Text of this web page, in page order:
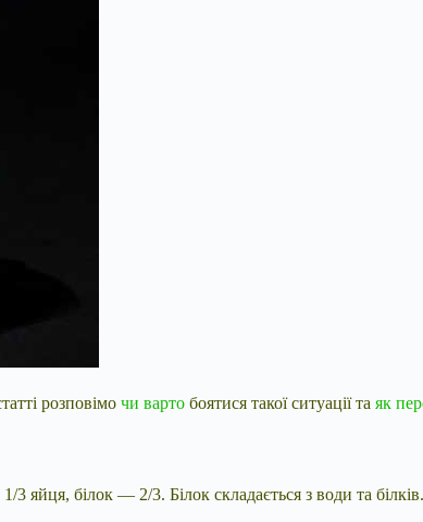
розповімо чи варто боятися такої ситуації та як
білок — 2/3. Білок складається з води та